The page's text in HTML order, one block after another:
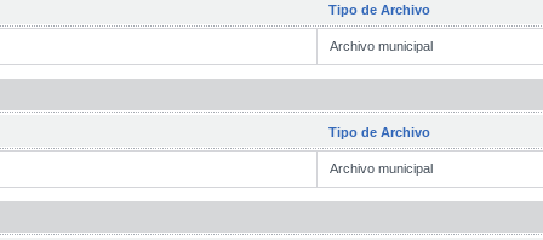
Tipo de Archivo
Archivo municipal
Tipo de Archivo
Archivo municipal